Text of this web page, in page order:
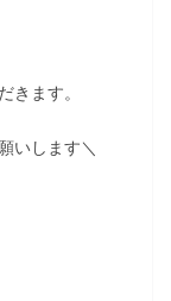
きます。
いします＼